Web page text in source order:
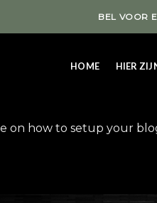
BEL VOOR
HOME HIER
on how to setup your